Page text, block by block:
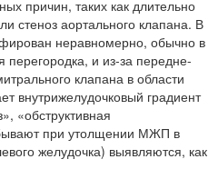
причин, таких как длительно
стеноз аортального клапана. В
неравномерно, обычно в
и из-за передне-
клапана в области
внутрижелудочковый градиент
«обструктивная
при утолщении МЖП в
желудочка) выявляются, как